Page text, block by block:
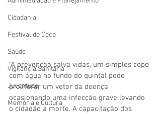
Cidadania
Festival do Coco
Saúde
Vigilãncia Sanitária
Juventude
Memória e Cultura
“A prevenção salva vidas, um simples copo
com água no fundo do quintal pode
proliferar um vetor da doença
ocasionando uma infecção grave levando
o cidadão a morte. A capacitação dos